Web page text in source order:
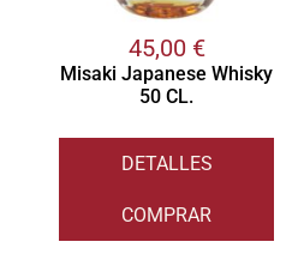
45,00 €
Misaki Japanese Whisky
50 CL.
DETALLES
COMPRAR